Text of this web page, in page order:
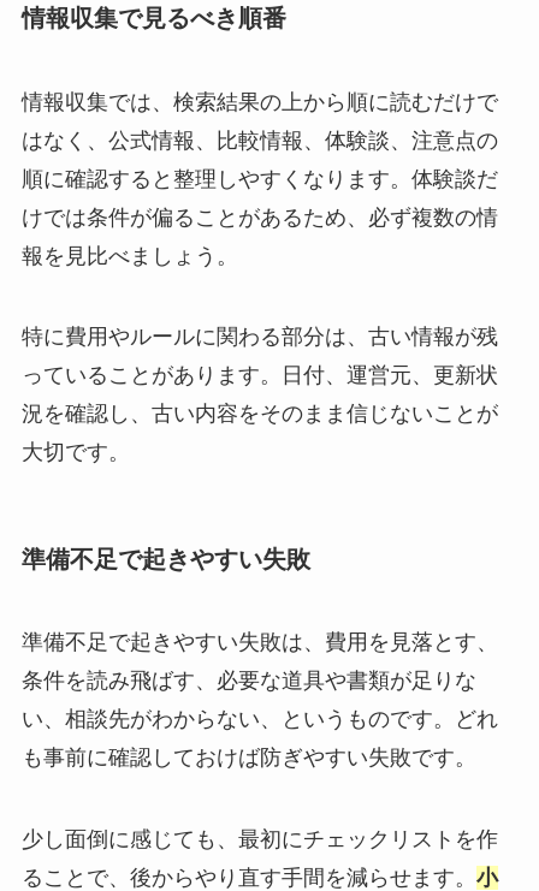
情報収集で見るべき順番
情報収集では、検索結果の上から順に読むだけで
はなく、公式情報、比較情報、体験談、注意点の
順に確認すると整理しやすくなります。体験談だ
けでは条件が偏ることがあるため、必ず複数の情
報を見比べましょう。
特に費用やルールに関わる部分は、古い情報が残
っていることがあります。日付、運営元、更新状
況を確認し、古い内容をそのまま信じないことが
大切です。
準備不足で起きやすい失敗
準備不足で起きやすい失敗は、費用を見落とす、
条件を読み飛ばす、必要な道具や書類が足りな
い、相談先がわからない、というものです。どれ
も事前に確認しておけば防ぎやすい失敗です。
少し面倒に感じても、最初にチェックリストを作
ることで、後からやり直す手間を減らせます。 小